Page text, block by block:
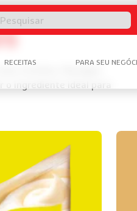
RECEITAS PARA SEU
o ingrediente ideal para